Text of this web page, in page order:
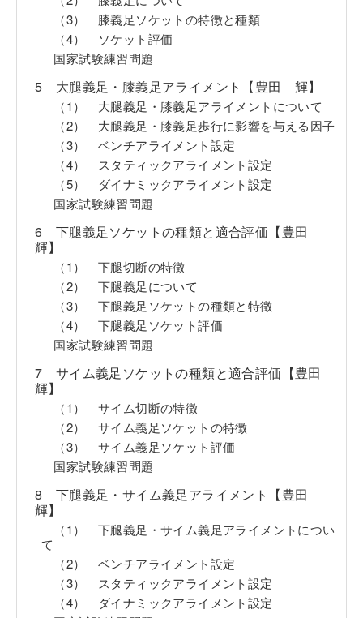
（3） 膝義足ソケットの特徴と種類
（4） ソケット評価
国家試験練習問題
5 大腿義足・膝義足アライメント【豊田 輝】
（1） 大腿義足・膝義足アライメントについて
（2） 大腿義足・膝義足歩行に影響を与える因子
（3） ベンチアライメント設定
（4） スタティックアライメント設定
（5） ダイナミックアライメント設定
国家試験練習問題
6 下腿義足ソケットの種類と適合評価【豊田
輝】
（1） 下腿切断の特徴
（2） 下腿義足について
（3） 下腿義足ソケットの種類と特徴
（4） 下腿義足ソケット評価
国家試験練習問題
7 サイム義足ソケットの種類と適合評価【豊田
輝】
（1） サイム切断の特徴
（2） サイム義足ソケットの特徴
（3） サイム義足ソケット評価
国家試験練習問題
8 下腿義足・サイム義足アライメント【豊田
輝】
（1） 下腿義足・サイム義足アライメントについ
て
（2） ベンチアライメント設定
（3） スタティックアライメント設定
（4） ダイナミックアライメント設定